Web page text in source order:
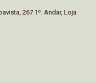
267 1º. Andar, Loja